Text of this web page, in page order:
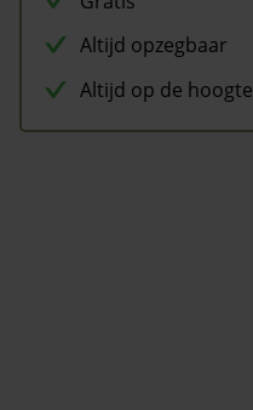
Altijd opzegbaar
Altijd op de hoogte